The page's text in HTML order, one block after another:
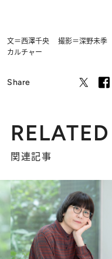
文＝西澤千央 撮影＝深野未季
カルチャー
Share
関連記事